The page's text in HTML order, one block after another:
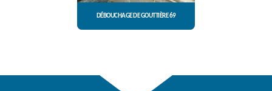
DÉBOUCHAGE DE GOUTTIÈRE 69